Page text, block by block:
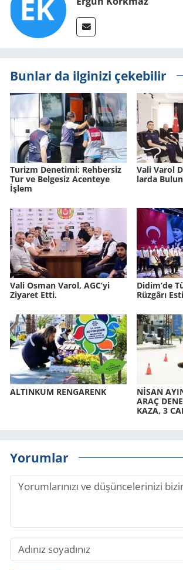
Bunlar da ilginizi çekebilir
Tu­rizm De­ne­ti­mi: Reh­ber­siz
Tur ve Bel­ge­siz Acen­te­ye
İşlem
Vali Varol
lar­da
Vali Osman Varol, AGC’yi
Ziyaret Etti.
Didim’de
Rüz­gâ­rı Esti
AL­TIN­KUM REN­GA­RENK
NİSAN
ARAÇ
KAZA, 3
Yorumlar